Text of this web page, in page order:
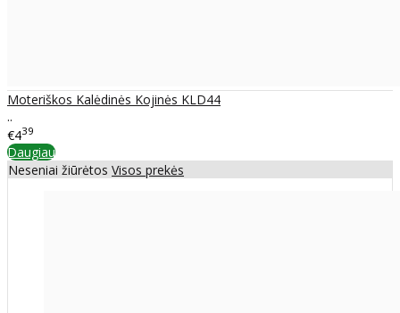
Moteriškos Kalėdinės Kojinės KLD44
..
€439
Daugiau
Neseniai žiūrėtos Visos prekės